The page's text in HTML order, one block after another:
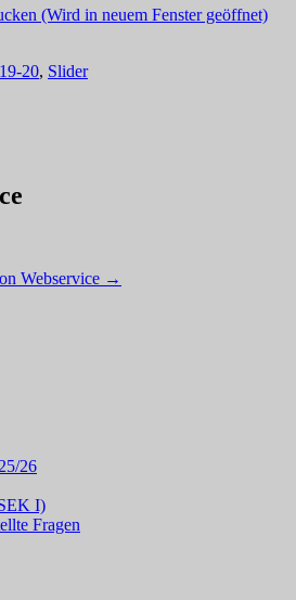
(Wird in neuem Fenster geöffnet)
20, Slider
Webservice →
26
I)
Fragen